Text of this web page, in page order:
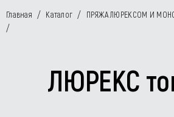
Главная / Каталог / ПРЯЖА ЛЮРЕКСОМ И
/
ЛЮРЕКС